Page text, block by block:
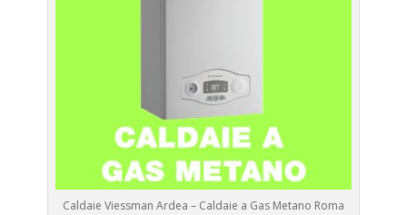
Caldaie Viessman Ardea – Caldaie a Gas Metano Roma